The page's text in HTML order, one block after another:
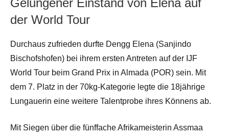
Gelungener Einstand von Elena auf
der World Tour
Durchaus zufrieden durfte Dengg Elena (Sanjindo
Bischofshofen) bei ihrem ersten Antreten auf der IJF
World Tour beim Grand Prix in Almada (POR) sein. Mit
dem 7. Platz in der 70kg-Kategorie legte die 18jährige
Lungauerin eine weitere Talentprobe ihres Könnens ab.
Mit Siegen über die fünffache Afrikameisterin Assmaa